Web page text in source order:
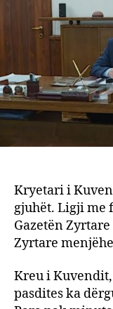
Kryetari i
gjuhët. Ligji me
Gazetën
Zyrtare
Kreu i
pasdites ka